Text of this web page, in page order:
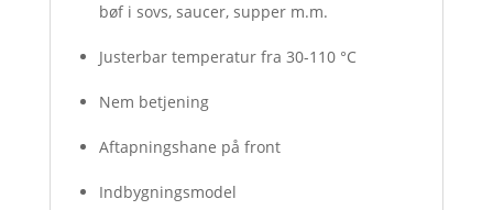
bøf i sovs, saucer, supper m.m.
Justerbar temperatur fra 30-110 °C
Nem betjening
Aftapningshane på front
Indbygningsmodel